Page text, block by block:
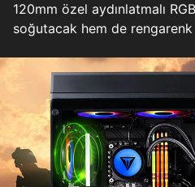
120mm özel aydınlatmalı
soğutacak hem de rengarenk